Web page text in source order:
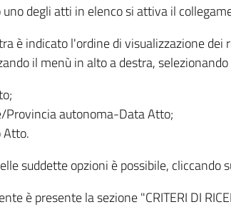
uno degli atti in elenco si attiva il
è indicato l'ordine di visualizzazione
il menù in alto a destra,
Provincia autonoma-Data Atto;
Atto.
suddette opzioni è possibile,
è presente la sezione "CRITERI DI